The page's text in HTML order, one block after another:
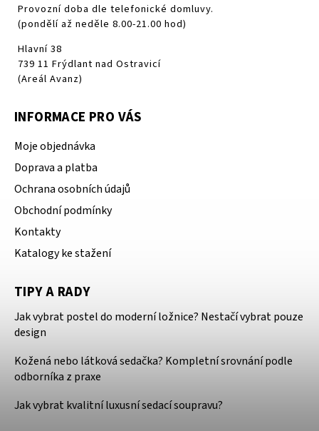
Provozní doba dle telefonické domluvy.
(pondělí až neděle 8.00-21.00 hod)
Hlavní 38
739 11 Frýdlant nad Ostravicí
(Areál Avanz)
INFORMACE PRO VÁS
Moje objednávka
Doprava a platba
Ochrana osobních údajů
Obchodní podmínky
Kontakty
Katalogy ke stažení
TIPY A RADY
Jak vybrat postel do moderní ložnice? Nestačí vybrat pouze
design
Kožená nebo látková sedačka? Kompletní srovnání podle
odborníka z praxe
Jak vybrat kvalitní luxusní sedací soupravu?